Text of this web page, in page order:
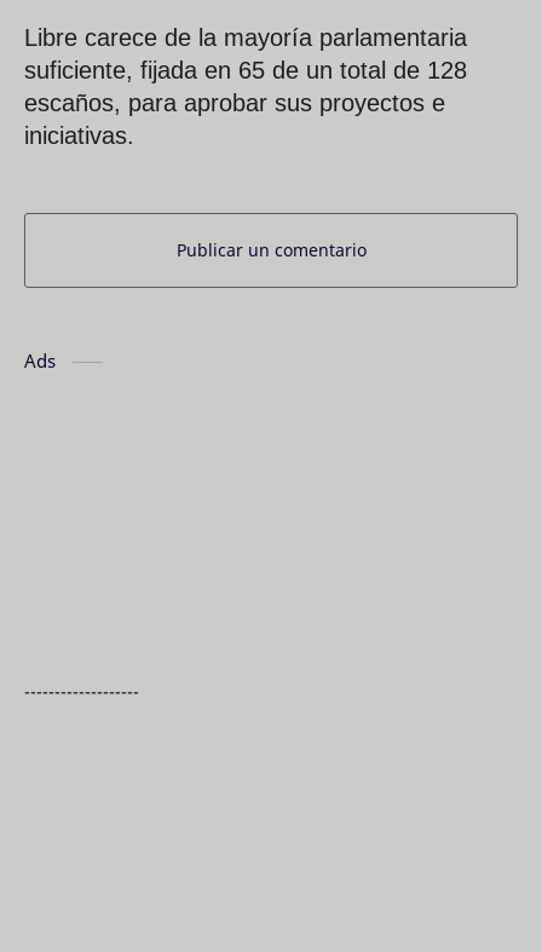
Libre carece de la mayoría parlamentaria
suficiente, fijada en 65 de un total de 128
escaños, para aprobar sus proyectos e
iniciativas.
Publicar un comentario
Ads
-------------------